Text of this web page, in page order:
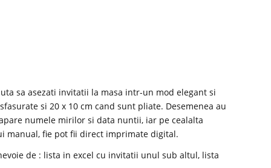
sa asezati invitatii la masa intr-un mod elegant si
si 20 x 10 cm cand sunt pliate. Desemenea au
numele mirilor si data nuntii, iar pe cealalta
manual, fie pot fii direct imprimate digital.
de : lista in excel cu invitatii unul sub altul, lista